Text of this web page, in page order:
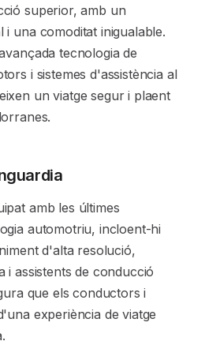
superior, amb un
i una comoditat inigualable.
tecnologia de
i sistemes d'assistència al
un viatge segur i plaent
amb les últimes
automotriu, incloent-hi
d'alta resolució,
i assistents de conducció
que els conductors i
experiència de viatge